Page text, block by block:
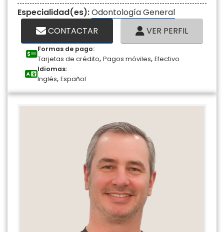
Especialidad(es):Odontología General
CONTACTAR
VER PERFIL
Formas de pago:
Tarjetas de crédito, Pagos móviles, Efectivo
Idiomas:
Inglés, Español